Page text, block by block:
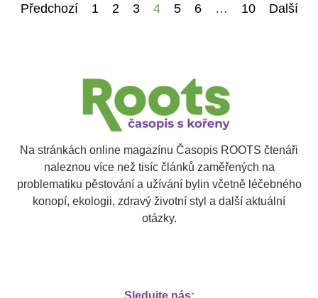
Předchozí 1 2 3 4 5 6 … 10 Další
Na stránkách online magazínu Časopis ROOTS čtenáři
naleznou více než tisíc článků zaměřených na
problematiku pěstování a užívání bylin včetně léčebného
konopí, ekologii, zdravý životní styl a další aktuální
otázky.